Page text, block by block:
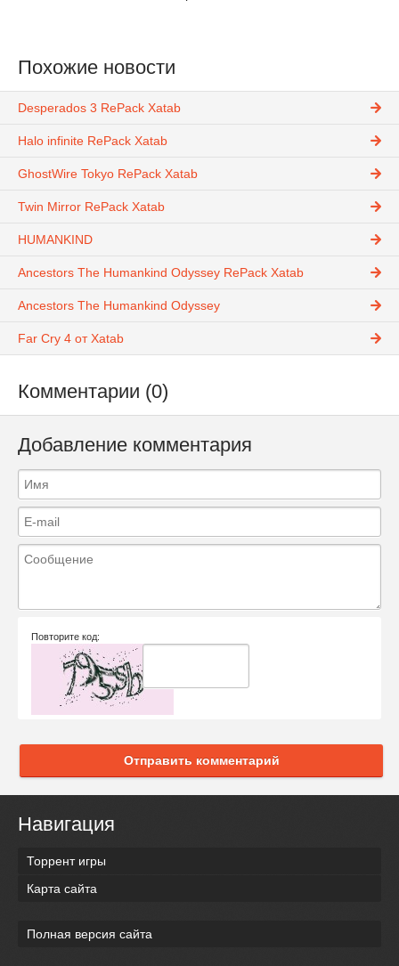
Похожие новости
Desperados 3 RePack Xatab
Halo infinite RePack Xatab
GhostWire Tokyo RePack Xatab
Twin Mirror RePack Xatab
HUMANKIND
Ancestors The Humankind Odyssey RePack Xatab
Ancestors The Humankind Odyssey
Far Cry 4 от Xatab
Комментарии (0)
Добавление комментария
Повторите код:
Отправить комментарий
Навигация
Торрент игры
Карта сайта
Полная версия сайта